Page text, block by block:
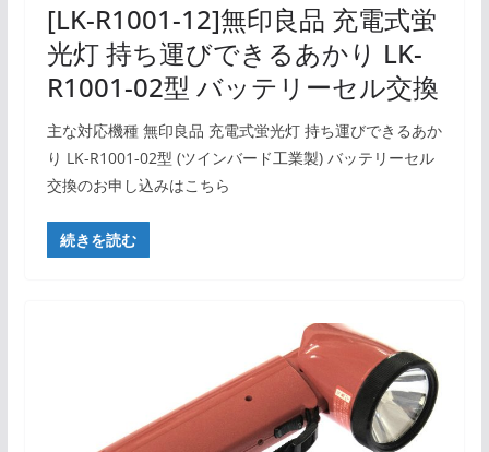
[LK-R1001-12]無印良品 充電式蛍
光灯 持ち運びできるあかり LK-
R1001-02型 バッテリーセル交換
主な対応機種 無印良品 充電式蛍光灯 持ち運びできるあか
り LK-R1001-02型 (ツインバード工業製) バッテリーセル
交換のお申し込みはこちら
続きを読む